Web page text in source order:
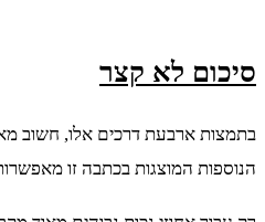
סיכום לא קצר
הנוספות המוצגות בכתבה זו